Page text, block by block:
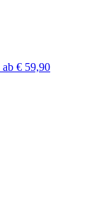
ab € 59,90